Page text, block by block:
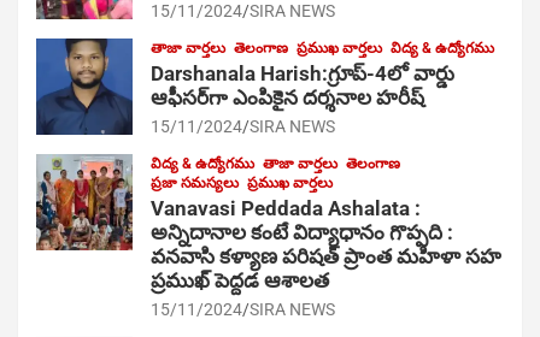
15/11/2024 SIRA NEWS
తాజా వార్తలు తెలంగాణ ప్రముఖ వార్తలు విద్య & ఉద్యోగము
Darshanala Harish:గ్రూప్-4లో వార్డు
ఆఫీసర్‌గా ఎంపికైన దర్శనాల హరీష్
15/11/2024 SIRA NEWS
విద్య & ఉద్యోగము తాజా వార్తలు తెలంగాణ
ప్రజా సమస్యలు ప్రముఖ వార్తలు
Vanavasi Peddada Ashalata :
అన్నిదానాల కంటే విద్యాధానం గొప్పది :
వనవాసి కళ్యాణ పరిషత్ ప్రాంత మహిళా సహ
ప్రముఖ్ పెద్దడ ఆశాలత
15/11/2024 SIRA NEWS